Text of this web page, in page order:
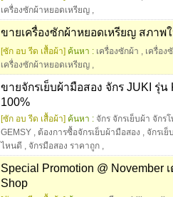
เครื่องซักผ้าหยอดเหรียญ ,
ขายเครื่องซักผ้าหยอดเหรียญ สภาพ
[ซัก อบ รีด เสื้อผ้า] ค้นหา : เครื่องซักผ้า , เครื่อง
เครื่องซักผ้าหยอดเหรียญ ,
ขายจักรเย็บผ้ามือสอง จักร JUKI รุ่
100%
[ซัก อบ รีด เสื้อผ้า] ค้นหา : จักร จักรเย็บผ้า จักร
GEMSY , ต้องการซื้อจักรเย็บผ้ามือสอง , จักรเ
ไหนดี , จักรมือสอง ราคาถูก ,
Special Promotion @ November
Shop